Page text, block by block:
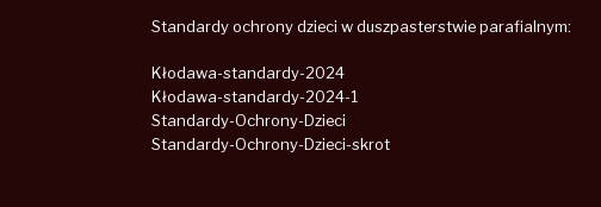
Standardy ochrony dzieci w duszpasterstwie parafialnym:
Kłodawa-standardy-2024
Kłodawa-standardy-2024-1
Standardy-Ochrony-Dzieci
Standardy-Ochrony-Dzieci-skrot